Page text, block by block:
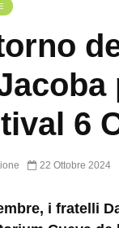
6
22 Ottobre 2024
i fratelli